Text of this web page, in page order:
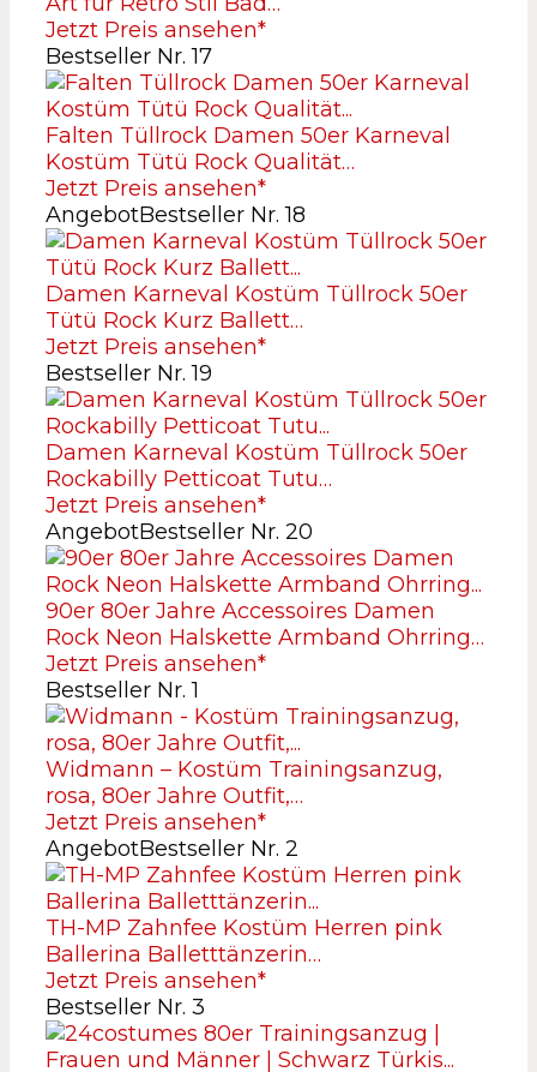
Jetzt Preis ansehen*
Bestseller Nr. 17
Falten Tüllrock Damen 50er Karneval
Kostüm Tütü Rock Qualität…
Jetzt Preis ansehen*
AngebotBestseller Nr. 18
Damen Karneval Kostüm Tüllrock 50er
Tütü Rock Kurz Ballett…
Jetzt Preis ansehen*
Bestseller Nr. 19
Damen Karneval Kostüm Tüllrock 50er
Rockabilly Petticoat Tutu…
Jetzt Preis ansehen*
AngebotBestseller Nr. 20
90er 80er Jahre Accessoires Damen
Rock Neon Halskette Armband Ohrring…
Jetzt Preis ansehen*
Bestseller Nr. 1
Widmann – Kostüm Trainingsanzug,
rosa, 80er Jahre Outfit,…
Jetzt Preis ansehen*
AngebotBestseller Nr. 2
TH-MP Zahnfee Kostüm Herren pink
Ballerina Balletttänzerin…
Jetzt Preis ansehen*
Bestseller Nr. 3